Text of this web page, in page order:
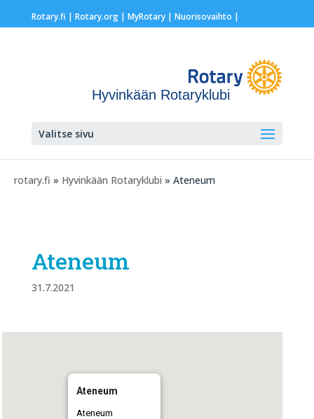
Rotary.fi | Rotary.org| MyRotary | Nuorisovaihto |
Hyvinkään Rotaryklubi
Valitse sivu
rotary.fi » Hyvinkään Rotaryklubi » Ateneum
Ateneum
31.7.2021
Ateneum
Ateneum